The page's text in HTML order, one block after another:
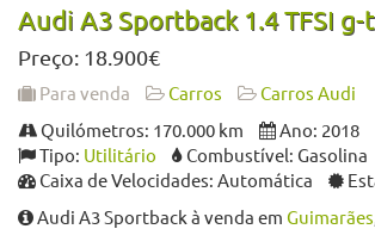
Audi A3 Sportback 1.4 TFSI
Preço: 18.900€
Para venda Carros
Carros Audi
Quilómetros: 170.000 km
Ano: 2018
Tipo: Utilitário
Combustível: Gasolina
Caixa de Velocidades: Automática
Audi A3 Sportback à venda em Guimarães